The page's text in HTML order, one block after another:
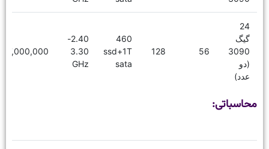
24
گیگ
3090
(دو
عدد)
56
128
460
ssd+1T
sata
2.40-
3.30
GHz
27,000,000
محاسباتی: